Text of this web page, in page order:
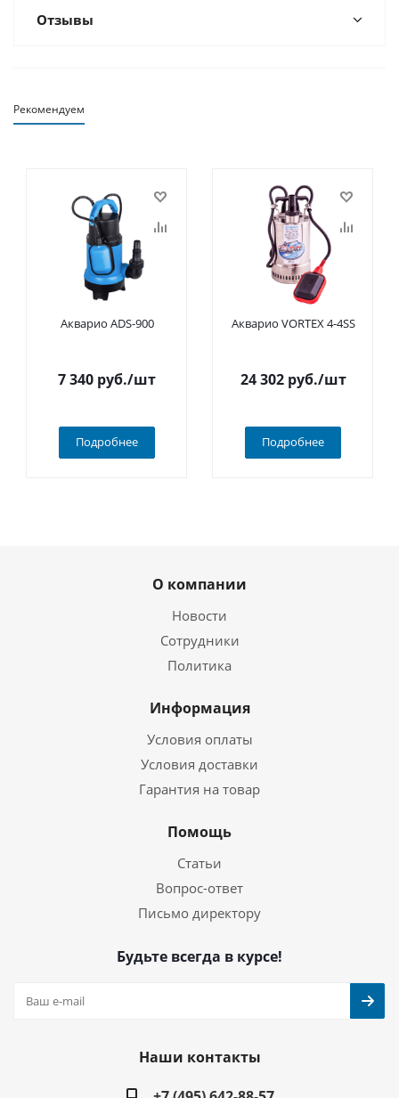
Отзывы
Рекомендуем
Акварио ADS-900
7 340 руб./шт
Подробнее
Акварио VORTEX 4-4SS
24 302руб./шт
Подробнее
О компании
Новости
Сотрудники
Политика
Информация
Условия оплаты
Условия доставки
Гарантия на товар
Помощь
Статьи
Вопрос-ответ
Письмо директору
Будьте всегда в курсе!
Наши контакты